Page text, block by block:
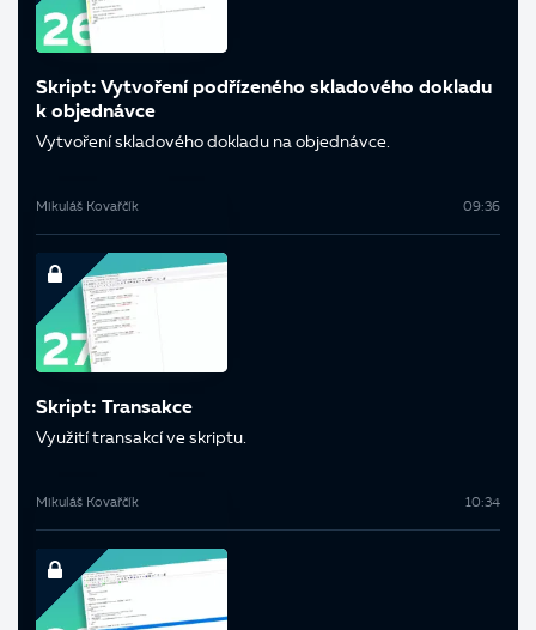
Skript: Vytvoření podřízeného skladového dokladu
k objednávce
Vytvoření skladového dokladu na objednávce.
Mikuláš Kovařčík 09:36
Skript: Transakce
Využití transakcí ve skriptu.
Mikuláš Kovařčík 10:34